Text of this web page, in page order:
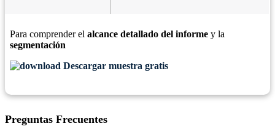
Para comprender el alcance detallado del informe y la
segmentación
Descargar muestra gratis
Preguntas Frecuentes